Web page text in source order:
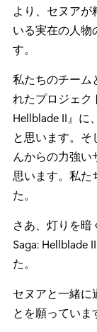
より、セヌアが
いる実在の人物
す。
私たちのチーム
れたプロジェク
Hellblade II』に
と思います。そ
んからの力強い
思います。私た
た。
さあ、灯りを暗
Saga: Hellblade
た。
セヌアと一緒に
とを願っていま